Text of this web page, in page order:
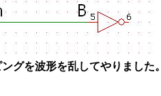
グを波形を乱してやりました。